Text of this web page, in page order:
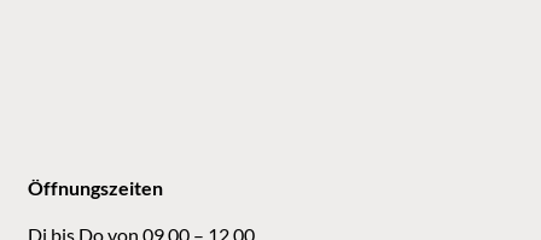
Öffnungszeiten
Di bis Do von 09.00 – 12.00